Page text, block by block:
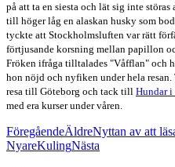
på att ta en siesta och lät sig inte
till höger låg en alaskan husky som
tyckte att Stockholmsluften var rätt
förtjusande korsning mellan papillon
Fröken ifråga tilltalades "Våfflan" och
hon nöjd och nyfiken under hela
resa till Göteborg och tack till Hundar
med era kurser under våren.
FöregåendeÄldreNyttan av att
NyareKulingNästa